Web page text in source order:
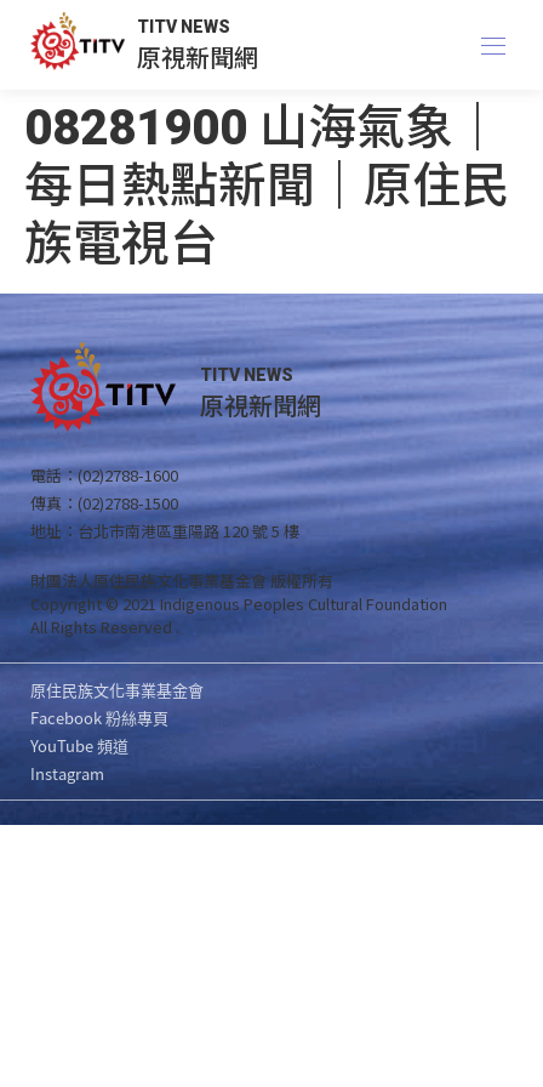
TITV NEWS
原視新聞網
08281900 山海氣象｜
每日熱點新聞｜原住民
族電視台
TITV NEWS
原視新聞網
電話：(02)2788-1600
傳真：(02)2788-1500
地址：台北市南港區重陽路 120 號 5 樓
財團法人原住民族文化事業基金會 版權所有
Copyright © 2021 Indigenous Peoples Cultural Foundation
All Rights Reserved .
原住民族文化事業基金會
Facebook 粉絲專頁
YouTube 頻道
Instagram